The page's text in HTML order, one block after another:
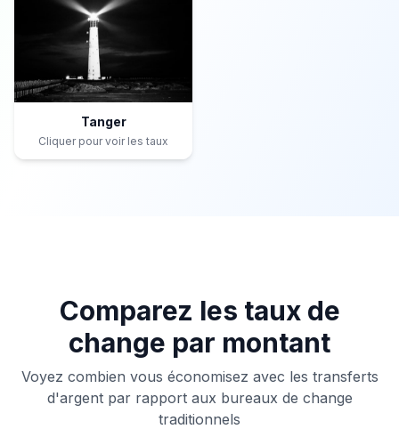
Tanger
Cliquer pour voir les taux
Comparez les taux de
change par montant
Voyez combien vous économisez avec les transferts
d'argent par rapport aux bureaux de change
traditionnels